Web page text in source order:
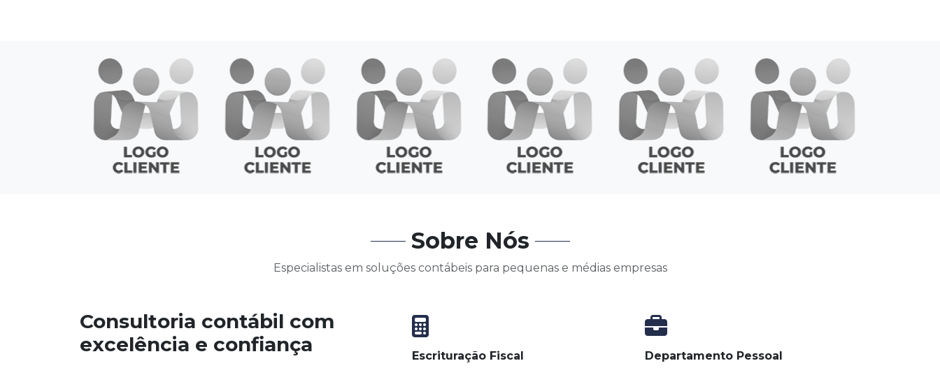
Sobre Nós
Especialistas em soluções contábeis para pequenas e médias empresas
Consultoria contábil com
excelência e confiança
Escrituração Fiscal Departamento Pessoal